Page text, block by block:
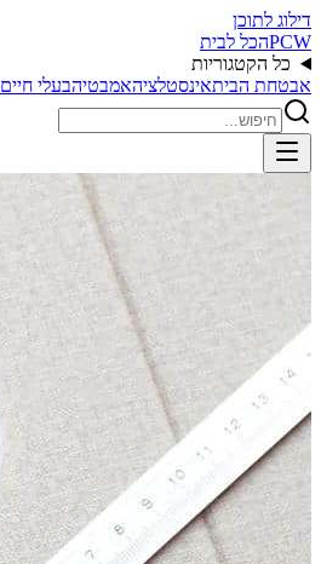
דילוג לתוכן
PCWהכל לבית
כל הקטגוריות
אבטחת הביתאינסטלציהאמבטיהבעלי חיים